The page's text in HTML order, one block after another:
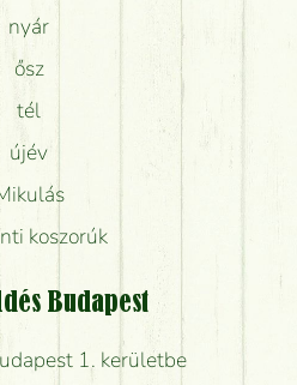
nyár
ősz
tél
újév
koszorúk
Budapest
1. kerületbe